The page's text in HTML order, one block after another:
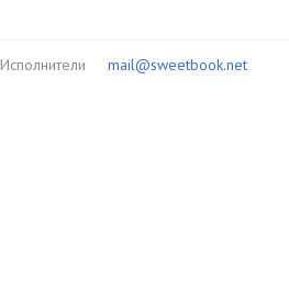
Исполнители mail@sweetbook.net